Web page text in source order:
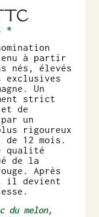
*
à partir
nés, élevés
exclusives
Un
strict
de
un
rigoureux
12 mois.
qualité
de la
Après
il devient
du melon,